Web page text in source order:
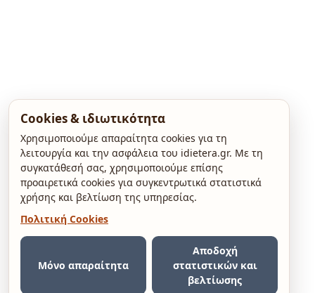
Cookies & ιδιωτικότητα
Χρησιμοποιούμε απαραίτητα cookies για τη
λειτουργία και την ασφάλεια του idietera.gr. Με τη
συγκατάθεσή σας, χρησιμοποιούμε επίσης
προαιρετικά cookies για συγκεντρωτικά στατιστικά
χρήσης και βελτίωση της υπηρεσίας.
Πολιτική Cookies
Μόνο απαραίτητα
Αποδοχή
στατιστικών και
βελτίωσης